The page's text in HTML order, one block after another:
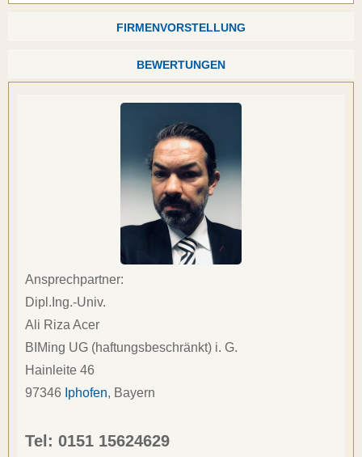
FIRMENVORSTELLUNG
BEWERTUNGEN
Ansprechpartner:
Dipl.Ing.-Univ.
Ali Riza Acer
BIMing UG (haftungsbeschränkt) i. G.
Hainleite 46
97346 Iphofen, Bayern
Tel: 0151 15624629